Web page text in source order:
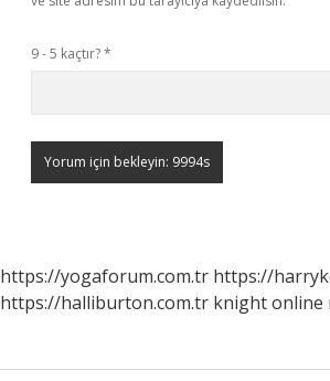
9 - 5 kaçtır?*
https://yogaforum.com.tr https://
https://halliburton.com.tr knight online